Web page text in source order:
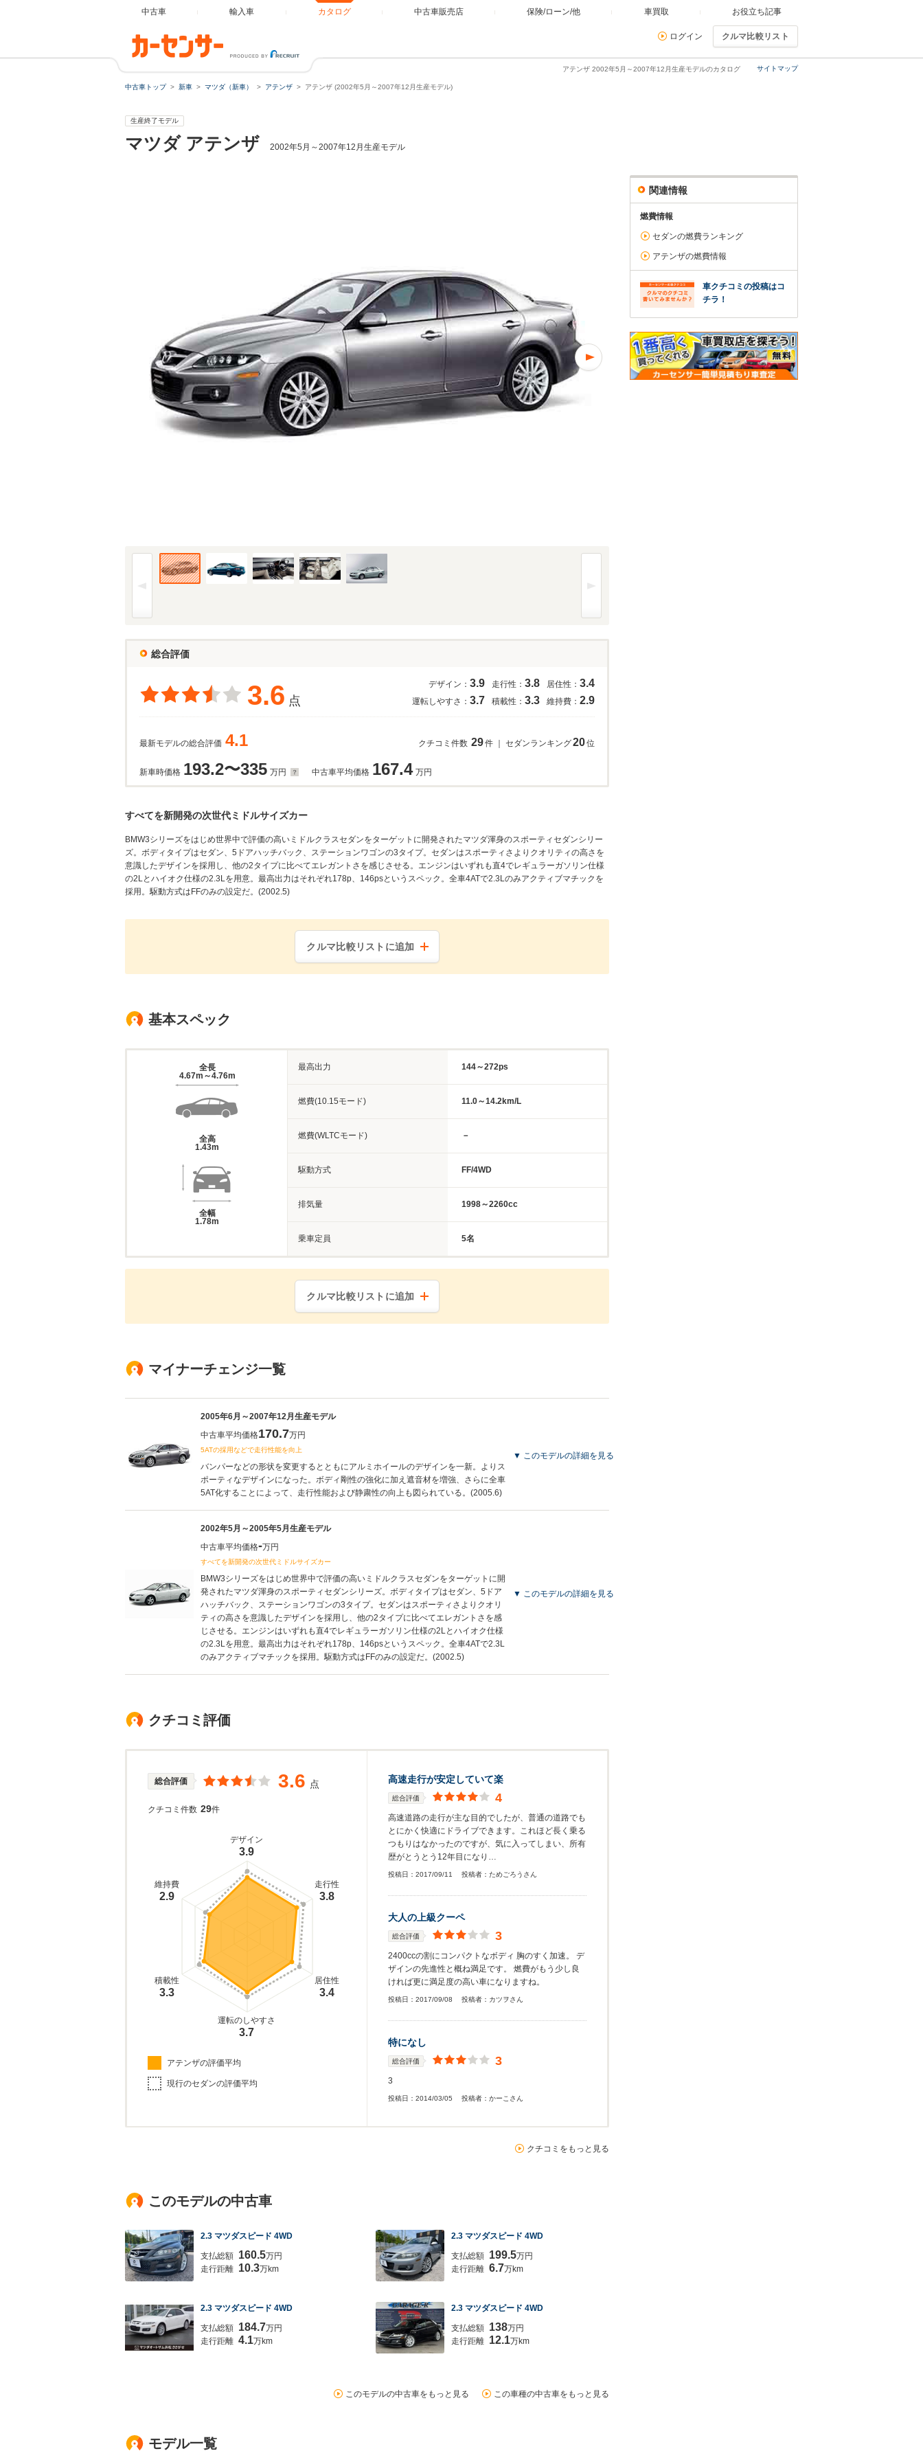
中古車 輸入車 カタログ 中古車販売店 保険/ローン/他 車買取 お役立ち記事
ログイン クルマ比較リスト
サイトマップ
アテンザ 2002年5月～2007年12月生産モデルのカタログ
中古車トップ 新車 マツダ（新車） アテンザ アテンザ (2002年5月～2007年12月生産モデル)
生産終了モデル
マツダ アテンザ 2002年5月～2007年12月生産モデル
05年(H17)6月、MC時の2.3 マツダスピードのフロント (1/5枚)
総合評価
3.6 点
デザイン： 3.9 走行性： 3.8 居住性： 3.4
運転しやすさ： 3.7 積載性： 3.3 維持費： 2.9
最新モデルの総合評価 4.1 クチコミ件数 29件 ｜ セダンランキング20位
新車時価格 193.2〜335 万円 中古車平均価格 167.4 万円
すべてを新開発の次世代ミドルサイズカー
BMW3シリーズをはじめ世界中で評価の高いミドルクラスセダンをターゲットに開発されたマツダ渾身のスポーティセダンシリー
ズ。ボディタイプはセダン、5ドアハッチバック、ステーションワゴンの3タイプ。セダンはスポーティさよりクオリティの高さを
意識したデザインを採用し、他の2タイプに比べてエレガントさを感じさせる。エンジンはいずれも直4でレギュラーガソリン仕様
の2Lとハイオク仕様の2.3Lを用意。最高出力はそれぞれ178p、146psというスペック。全車4ATで2.3Lのみアクティブマチックを
採用。駆動方式はFFのみの設定だ。(2002.5)
クルマ比較リストに追加
基本スペック
全長
4.67m～4.76m
全高
1.43m
全幅
1.78m
最高出力 144～272ps
燃費(10.15モード) 11.0～14.2km/L
燃費(WLTCモード) －
駆動方式 FF/4WD
排気量 1998～2260cc
乗車定員 5名
クルマ比較リストに追加
マイナーチェンジ一覧
2005年6月～2007年12月生産モデル
中古車平均価格170.7万円
5ATの採用などで走行性能を向上
バンパーなどの形状を変更するとともにアルミホイールのデザインを一新。よりス
ポーティなデザインになった。ボディ剛性の強化に加え遮音材を増強、さらに全車
5AT化することによって、走行性能および静粛性の向上も図られている。(2005.6)
▼ このモデルの詳細を見る
2002年5月～2005年5月生産モデル
中古車平均価格-万円
すべてを新開発の次世代ミドルサイズカー
BMW3シリーズをはじめ世界中で評価の高いミドルクラスセダンをターゲットに開
発されたマツダ渾身のスポーティセダンシリーズ。ボディタイプはセダン、5ドア
ハッチバック、ステーションワゴンの3タイプ。セダンはスポーティさよりクオリ
ティの高さを意識したデザインを採用し、他の2タイプに比べてエレガントさを感
じさせる。エンジンはいずれも直4でレギュラーガソリン仕様の2Lとハイオク仕様
の2.3Lを用意。最高出力はそれぞれ178p、146psというスペック。全車4ATで2.3L
のみアクティブマチックを採用。駆動方式はFFのみの設定だ。(2002.5)
▼ このモデルの詳細を見る
クチコミ評価
総合評価 3.6 点
クチコミ件数 29件
デザイン
3.9
走行性
3.8
居住性
3.4
運転のしやすさ
3.7
積載性
3.3
維持費
2.9
アテンザの評価平均
現行のセダンの評価平均
高速走行が安定していて楽
総合評価 4
高速道路の走行が主な目的でしたが、普通の道路でも
とにかく快適にドライブできます。これほど長く乗る
つもりはなかったのですが、気に入ってしまい、所有
歴がとうとう12年目になり…
投稿日： 2017/09/11 投稿者： ためごろうさん
大人の上級クーペ
総合評価 3
2400ccの割にコンパクトなボディ 胸のすく加速。 デ
ザインの先進性と概ね満足です。 燃費がもう少し良
ければ更に満足度の高い車になりますね。
投稿日： 2017/09/08 投稿者： カツヲさん
特になし
総合評価 3
3
投稿日： 2014/03/05 投稿者： かーこさん
クチコミをもっと見る
このモデルの中古車
2.3 マツダスピード 4WD
支払総額 160.5万円
走行距離 10.3万km
2.3 マツダスピード 4WD
支払総額 199.5万円
走行距離 6.7万km
2.3 マツダスピード 4WD
支払総額 184.7万円
走行距離 4.1万km
2.3 マツダスピード 4WD
支払総額 138万円
走行距離 12.1万km
このモデルの中古車をもっと見る この車種の中古車をもっと見る
モデル一覧
関連情報
燃費情報
セダンの燃費ランキング
アテンザの燃費情報
車クチコミの投稿はコ
チラ！